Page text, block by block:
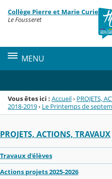
Menu de la rubrique
Contenu
Collège Pierre et Marie Curie
Le Fousseret
MENU
Vous êtes ici : Accueil› PROJETS,
2018-2019› Le Printemps de
PROJETS, ACTIONS, TRAVAUX
Travaux d'élèves
Actions projets 2025-2026